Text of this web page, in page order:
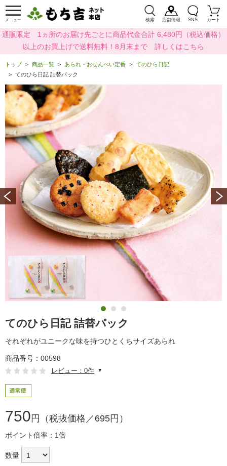
メニュー 検索 店舗情報 SNS カート
通販限定 1ヵ所のお届け先ごとに商品代金合計 6,480円（税込価格）
以上のお買上げで送料無料！8月末まで 詳しくはこちら
トップ 商品一覧 あられ・おせんべい定番
てのひら日記
てのひら日記 詰替パック
てのひら日記 詰替パック
それぞれがユニークな味を持つひとくちサイズあられ
商品番号：00598
レビュー：0件
750 円（税抜価格／695円）
ポイント倍率：1倍
数量